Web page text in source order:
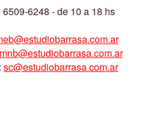
6248 - de 10 a 18 hs
mnb@estudiobarrasa.com.ar
sc@estudiobarrasa.com.ar